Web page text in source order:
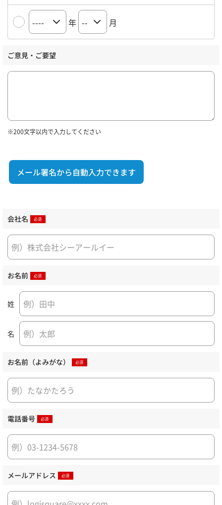
年 月
ご意見・ご要望
※200文字以内で入力してください
メール署名から自動入力できます
会社名
お名前
姓
名
お名前（よみがな）
電話番号
メールアドレス